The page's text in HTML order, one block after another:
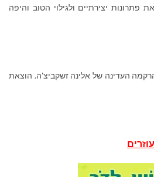
פתרונות יצירתיים ולגילוי הטוב והיפה
הרקמה העדינה של אלינה זשקביצ'ה. הוצאת